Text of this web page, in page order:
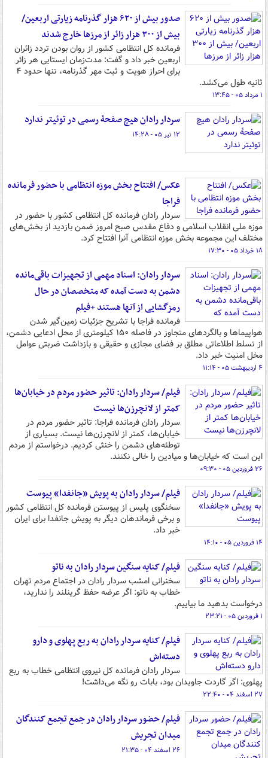
صدور بیش از ۶۲۰ هزار گذرنامه زیارتی اربعین/
بیش از ۳۰۰ هزار زائر از مرزها خارج شدند
فرمانده کل انتظامی کشور از روان بودن تردد زائران
اربعین خبر داد و گفت: مدت‌زمان ایستایی هر زائر
برای احراز هویت و ثبت مهر گذرنامه، تنها حدود ۴
ثانیه طول می‌کشد.
۱ مرداد ۰۵ - ۱۳:۴۵
سردار رادان هیچ صفحهٔ رسمی در توئیتر ندارد
۱۲ تیر ۰۵ - ۱۴:۲۸
عکس/ افتتاح بخش موزه انتظامی با حضور فرمانده
فراجا
سردار رادان فرمانده کل انتظامی کشور با حضور در
موزه ملی انقلاب اسلامی و دفاع مقدس صبح امروز ضمن بازدید از بخش‌های
مختلف این مجموعه بخش موزه انتظامی آنرا افتتاح کرد.
۱۸ خرداد ۰۵ - ۱۷:۳۰
سردار رادان: اسناد مهمی از تجهیزات باقی‌مانده
دشمن به دست آمده که متخصصان در حال
رمزگشایی از آنها هستند +فیلم
فرمانده فراجا با تشریح جزئیات زمین‌گیر شدن
هواپیماها و بالگردهای متجاوز در فاصله ۱۵۰ کیلومتری از محل ادعایی دشمن،
از تسلط اطلاعاتی مطلق بر فضای مجازی و حقیقی و بازداشت ضربتی عوامل
مخل امنیت خبر داد.
۴ اردیبهشت ۰۵ - ۱۱:۱۴
فیلم/ سردار رادان: تاثیر حضور مردم در خیابان‌ها
کمتر از لانچرزن‌ها نیست
سردار رادان فرمانده فراجا: تاثیر حضور مردم در
خیابان‌ها، کمتر از لانچرزن‌ها نیست. بسیاری از
توطئه‌های دشمن را خنثی کردیم. درخواستم از مردم
این است که خیابان‌ها و میادین را خالی نکنند.
۲۶ فروردین ۰۵ - ۰۹:۳۰
فیلم/ سردار رادان به پویش «جانفدا» پیوست
سخنگوی پلیس از پیوستن فرمانده کل انتظامی کشور
و برخی فرماندهان دیگر به پویش جانفدا برای ایران
خبر داد.
۱۴ فروردین ۰۵ - ۱۴:۱۰
فیلم/ کنایه سنگین سردار رادان به ناتو
سخنرانی امشب سردار رادان در اجتماع مردم تهران
خطاب به ناتو: اگر عرضه حفظ گرینلند را ندارید،
درخواست بدهید ما بیاییم.
۱ فروردین ۰۵ - ۲۳:۲۱
فیلم/ کنایه سردار رادان به ربع پهلوی و دارو
دسته‌اش
سردار رادان فرمانده کل نیروی انتظامی خطاب به ربع
پهلوی: اگر گاردت جاویدان بود، بابات رو نگه می‌داشت!
۲۷ اسفند ۰۴ - ۲۲:۴۰
فیلم/ حضور سردار رادان در جمع تجمع کنندگان
میدان تجریش
۲۶ اسفند ۰۴ - ۲۱:۳۵